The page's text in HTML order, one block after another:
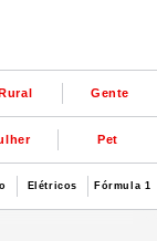
Gente
Pet
Elétricos Fórmula 1